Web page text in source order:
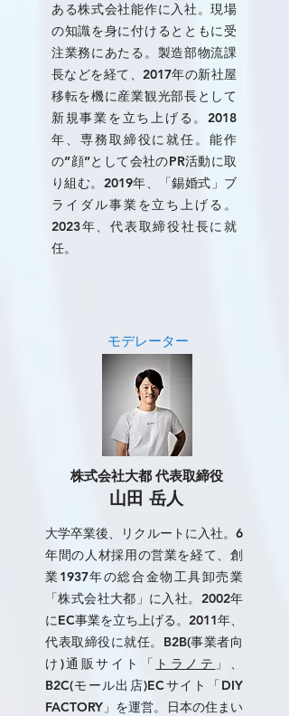
ある株式会社能作に入社。現場
の知識を身に付けるとともに受
注業務にあたる。製造部物流課
長などを経て、2017年の新社屋
移転を機に産業観光部長として
新規事業を立ち上げる。2018
年、専務取締役に就任。能作
の”顔”として会社のPR活動に取
り組む。2019年、「錫婚式」ブ
ライダル事業を立ち上げる。
2023年、代表取締役社長に就
任。
モデレーター
株式会社大都 代表取締役
山田 岳人
大学卒業後、リクルートに入社。6
年間の人材採用の営業を経て、創
業1937年の総合金物工具卸売業
「株式会社大都」に入社。2002年
にEC事業を立ち上げる。2011年、
代表取締役に就任。B2B(事業者向
け)通販サイト「 トラノテ 」、
B2C(モール出店)ECサイト「DIY
FACTORY」を運営。日本の住まい